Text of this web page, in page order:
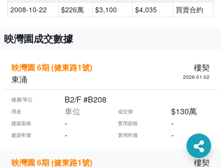
2008-10-22
$226萬 $3,100 $4,035 買賣合約
映灣園成交數據
映灣園 6期 (健東路1號)
樓契
東涌
2026-01-02
樓層/單位 B2/F #B208
用途 車位 成交價 $130萬
建築面積 - 實用面積 -
建築呎價 - 實用呎價 -
映灣園 6期 (健東路1號) 樓契